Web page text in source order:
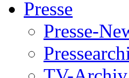
Presse
Presse-